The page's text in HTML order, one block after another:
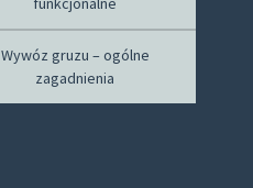
Wywóz gruzu – ogólne
zagadnienia